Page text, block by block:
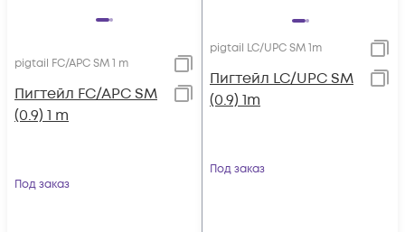
pigtail FC/APC SM 1 m
Пигтейл FC/APC SM
(0.9) 1 m
Под заказ
pigtail LC/UPC SM 1m
Пигтейл LC/UPC SM
(0.9) 1m
Под заказ